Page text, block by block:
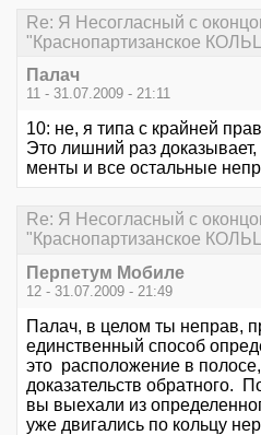
Re: Я Несогласный с
"Краснопартизанское
Палач
11 - 31.07.2009 - 21:11
10: не, я типа с крайней
Это лишний раз
менты и все остальные
Re: Я Несогласный с
"Краснопартизанское
Перпетум Мобиле
12 - 31.07.2009 - 21:49
Палач, в целом ты неправ,
единственный способ
это расположение в
доказательств обратного.
вы выехали из
уже двигались по кольцу